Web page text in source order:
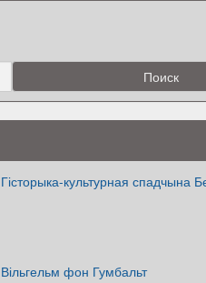
Гісторыка-культурная спадчына
Вільгельм фон Гумбальт